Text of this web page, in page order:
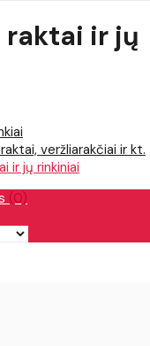
ir jų
veržliarakčiai ir kt.
ir jų rinkiniai
(0)